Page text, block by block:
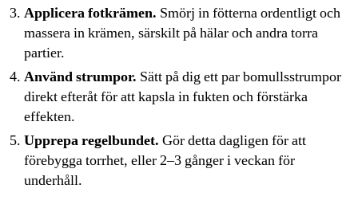
Applicera fotkrämen. Smörj in fötterna ordentligt och
massera in krämen, särskilt på hälar och andra torra
partier.
Använd strumpor. Sätt på dig ett par bomullsstrumpor
direkt efteråt för att kapsla in fukten och förstärka
effekten.
Upprepa regelbundet. Gör detta dagligen för att
förebygga torrhet, eller 2–3 gånger i veckan för
underhåll.